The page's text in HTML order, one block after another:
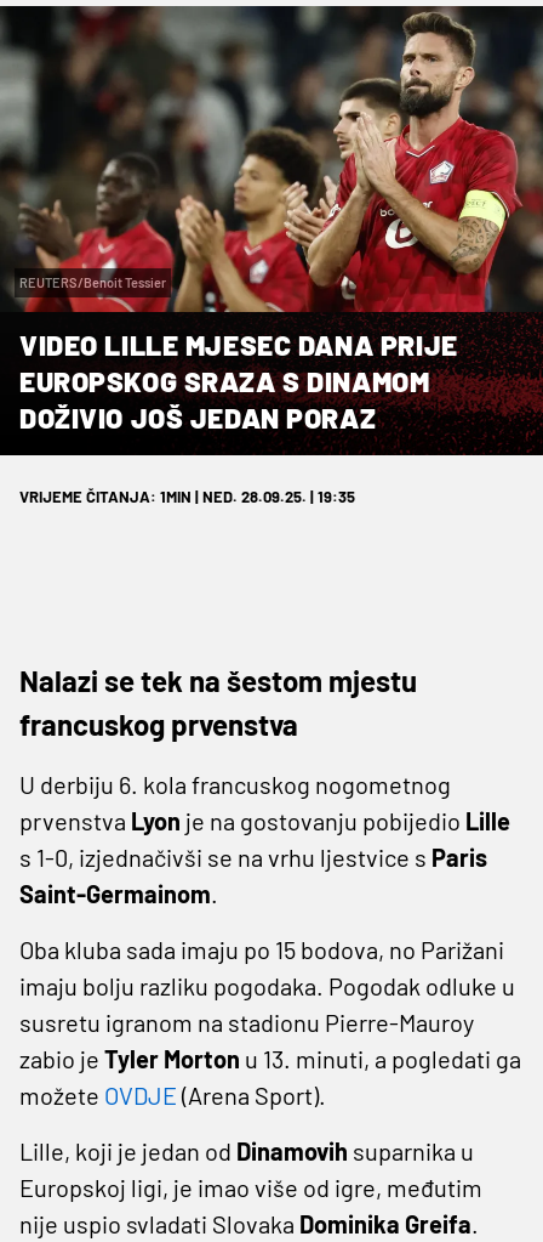
REUTERS/Benoit Tessier
VIDEO LILLE MJESEC DANA PRIJE
EUROPSKOG SRAZA S DINAMOM
DOŽIVIO JOŠ JEDAN PORAZ
VRIJEME ČITANJA: 1MIN | NED. 28.09.25. | 19:35
Nalazi se tek na šestom mjestu
francuskog prvenstva
U derbiju 6. kola francuskog nogometnog
prvenstva Lyon je na gostovanju pobijedio Lille
s 1-0, izjednačivši se na vrhu ljestvice s Paris
Saint-Germainom.
Oba kluba sada imaju po 15 bodova, no Parižani
imaju bolju razliku pogodaka. Pogodak odluke u
susretu igranom na stadionu Pierre-Mauroy
zabio je Tyler Morton u 13. minuti, a pogledati ga
možete OVDJE (Arena Sport).
Lille, koji je jedan od Dinamovih suparnika u
Europskoj ligi, je imao više od igre, međutim
nije uspio svladati Slovaka Dominika Greifa.